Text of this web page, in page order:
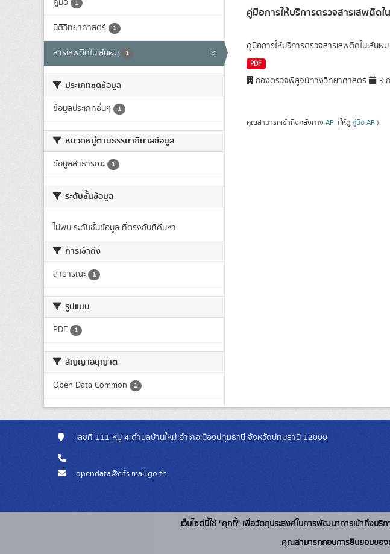
คู่มือ 1
นิติวิทยาศาสตร์ 1
สารเสพติดในเส้นผม 1 x
ประเภทชุดข้อมูล
ข้อมูลประเภทอื่นๆ 1
หมวดหมู่ตามธรรมาภิบาลข้อมูล
ข้อมูลสาธารณะ 1
ระดับชั้นข้อมูล
ไม่พบ ระดับชั้นข้อมูล ที่ตรงกับที่ค้นหา
การเข้าถึง
สาธารณะ 1
รูปแบบ
PDF 1
สัญญาอนุญาต
Open Data Common 1
คู่มือการให้บริการตรวจสารเสพติดใ
คู่มือการให้บริการตรวจสารเสพติดในเส้
PDF
กองตรวจพิสูจน์ทางวิทยาศาสตร์ 3
คุณสามารถเข้าถึงคลังทาง API (ให้ดู คู่มือ API).
เลขที่ 111 หมู่ 4 ตำบลบ้านใหม่ อำเภอเมืองปทุมธานี จังหวัดปทุมธานี 12000
opendata@cifs.mail.go.th
เว็บไซต์นี้ใช้ "คุกกี้" เพื่อวัตถุประสงค์ในการพัฒนาการเข้าถึงบ
คุณสามารถถอนการยินยอมขอ